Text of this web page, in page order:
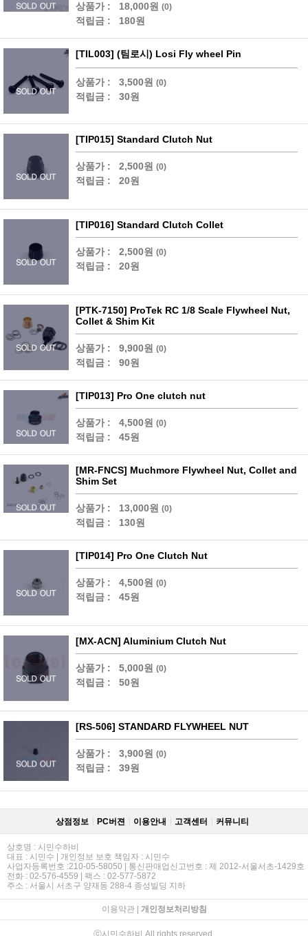
상품가 : 18,000원 (0)
적립금 : 180원
[TIL003] (팀로시) Losi Fly wheel Pin
상품가 : 3,500원 (0)
적립금 : 30원
[TIP015] Standard Clutch Nut
상품가 : 2,500원 (0)
적립금 : 20원
[TIP016] Standard Clutch Collet
상품가 : 2,500원 (0)
적립금 : 20원
[PTK-7150] ProTek RC 1/8 Scale Flywheel Nut,
Collet & Shim Kit
상품가 : 9,900원 (0)
적립금 : 90원
[TIP013] Pro One clutch nut
상품가 : 4,500원 (0)
적립금 : 45원
[MR-FNCS] Muchmore Flywheel Nut, Collet and
Shim Set
상품가 : 13,000원 (0)
적립금 : 130원
[TIP014] Pro One Clutch Nut
상품가 : 4,500원 (0)
적립금 : 45원
[MX-ACN] Aluminium Clutch Nut
상품가 : 5,000원 (0)
적립금 : 50원
[RS-506] STANDARD FLYWHEEL NUT
상품가 : 3,900원 (0)
적립금 : 39원
상점정보 PC버젼 이용안내 고객센터 커뮤니티
상호명 : 시민수하비
대표 : 시민수 | 개인정보 보호 책임자 : 시민수
사업자등록번호 :210-05-58050 | 통신판매업신고번호 : 제 2012-서울서초-1429호
전화 : 02-576-4559 | 팩스 : 02-577-5872
주소 : 서울시 서초구 양재동 288-4 종성빌딩 지하
이용약관| 개인정보처리방침
ⓒ시민수하비 All rights reserved.